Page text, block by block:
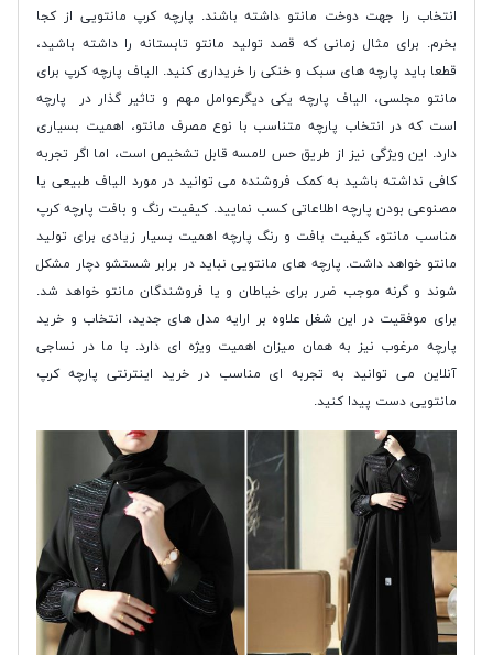
انتخاب را جهت دوخت مانتو داشته باشند. پارچه کرپ مانتویی از کجا
بخرم. برای مثال زمانی که قصد تولید مانتو تابستانه را داشته باشید،
قطعا باید پارچه های سبک و خنکی را خریداری کنید. الیاف پارچه کرپ برای
مانتو مجلسی، الیاف پارچه یکی دیگرعوامل مهم و تاثیر گذار در پارچه
است که در انتخاب پارچه متناسب با نوع مصرف مانتو، اهمیت بسیاری
دارد. این ویژگی نیز از طریق حس لامسه قابل تشخیص است، اما اگر تجربه
کافی نداشته باشید به کمک فروشنده می توانید در مورد الیاف طبیعی یا
مصنوعی بودن پارچه اطلاعاتی کسب نمایید. کیفیت رنگ و بافت پارچه کرپ
مناسب مانتو، کیفیت بافت و رنگ پارچه اهمیت بسیار زیادی برای تولید
مانتو خواهد داشت. پارچه های مانتویی نباید در برابر شستشو دچار مشکل
شوند و گرنه موجب ضرر برای خیاطان و یا فروشندگان مانتو خواهد شد.
برای موفقیت در این شغل علاوه بر ارایه مدل های جدید، انتخاب و خرید
پارچه مرغوب نیز به همان میزان اهمیت ویژه ای دارد. با ما در نساجی
آنلاین می توانید به تجربه ای مناسب در خرید اینترنتی پارچه کرپ
مانتویی دست پیدا کنید.